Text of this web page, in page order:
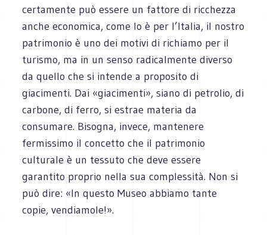
certamente può essere un fattore di ricchezza
anche economica, come lo è per l’Italia, il nostro
patrimonio è uno dei motivi di richiamo per il
turismo, ma in un senso radicalmente diverso
da quello che si intende a proposito di
giacimenti. Dai «giacimenti», siano di petrolio, di
carbone, di ferro, si estrae materia da
consumare. Bisogna, invece, mantenere
fermissimo il concetto che il patrimonio
culturale è un tessuto che deve essere
garantito proprio nella sua complessità. Non si
può dire: «In questo Museo abbiamo tante
copie, vendiamole!».